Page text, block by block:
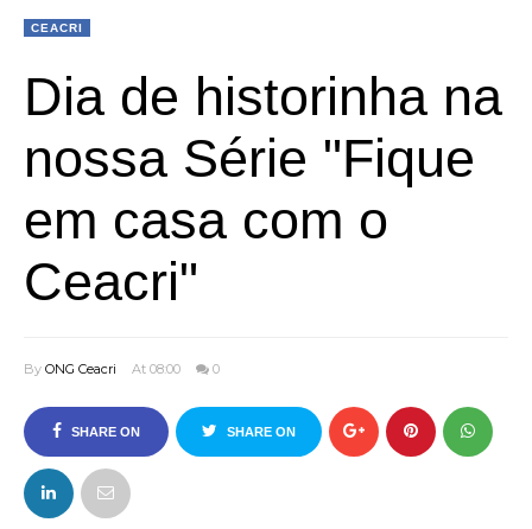
CEACRI
Dia de historinha na
nossa Série "Fique
em casa com o
Ceacri"
By ONG Ceacri At 08:00 0
SHARE ON
FACEBOOK
SHARE ON